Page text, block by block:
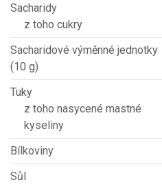
Sacharidy
z toho cukry
Sacharidové výměnné jednotky
(10 g)
Tuky
z toho nasycené mastné
kyseliny
Bílkoviny
Sůl